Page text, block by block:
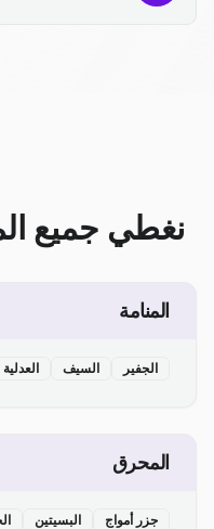
نغطي جميع
المنامة
الجفير السيف العدلية
المحرق
جزر أمواج البسيتين